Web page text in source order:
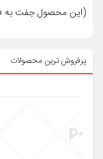
(این محصول جفت به
پرفروش ترین محصولات